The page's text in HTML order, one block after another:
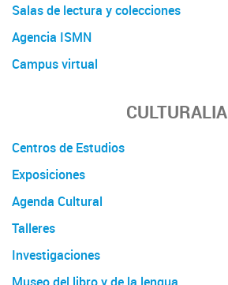
Salas de lectura y colecciones
Agencia ISMN
Campus virtual
CULTURALIA
Centros de Estudios
Exposiciones
Agenda Cultural
Talleres
Investigaciones